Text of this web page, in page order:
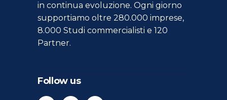
in continua evoluzione. Ogni giorno
supportiamo oltre 280.000 imprese,
8.000 Studi commercialisti e 120
Partner.
Follow us